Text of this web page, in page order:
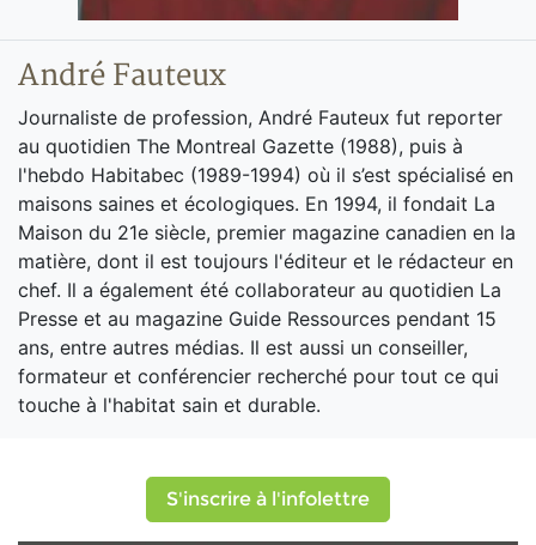
André Fauteux
Journaliste de profession, André Fauteux fut reporter
au quotidien The Montreal Gazette (1988), puis à
l'hebdo Habitabec (1989-1994) où il s’est spécialisé en
maisons saines et écologiques. En 1994, il fondait La
Maison du 21e siècle, premier magazine canadien en la
matière, dont il est toujours l'éditeur et le rédacteur en
chef. Il a également été collaborateur au quotidien La
Presse et au magazine Guide Ressources pendant 15
ans, entre autres médias. Il est aussi un conseiller,
formateur et conférencier recherché pour tout ce qui
touche à l'habitat sain et durable.
S'inscrire à l'infolettre